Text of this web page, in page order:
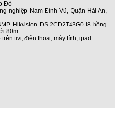
Đỏ
nghiệp Nam Đình Vũ, Quận Hải An,
Hikvision DS-2CD2T43G0-I8 hồng
80m.
trên tivi, điện thoại, máy tính, ipad.